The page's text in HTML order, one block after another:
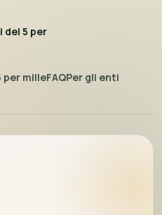
5 per
per milleFAQPer gli enti